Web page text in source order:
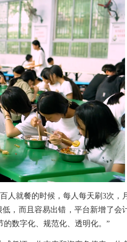
人就餐的时候，每人每天刷3次，
，而且容易出错，平台新增了会
的数字化、规范化、透明化。”